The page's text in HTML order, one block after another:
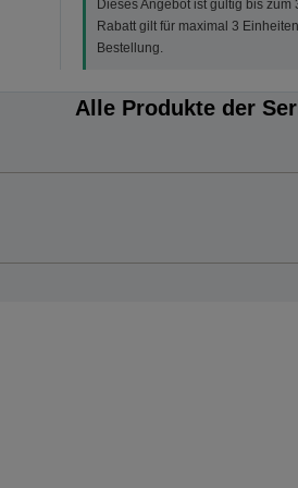
Dieses Angebot ist gültig bis zum
Rabatt gilt für maximal 3
Bestellung.
Alle Produkte der